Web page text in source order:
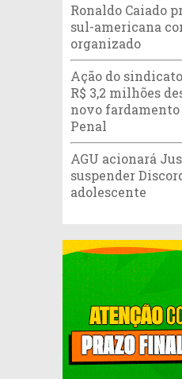
Ronaldo Caiado
sul-americana
organizado
Ação do
R$ 3,2 milhões
novo
Penal
AGU acionará
suspender
adolescente